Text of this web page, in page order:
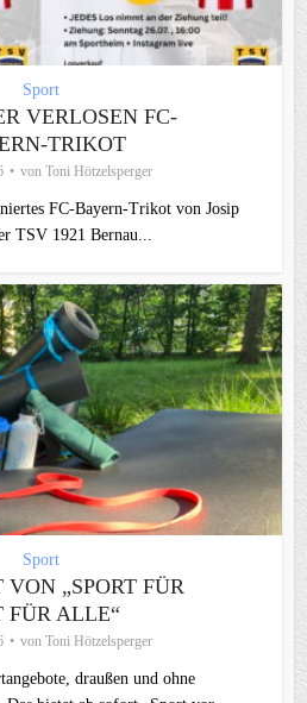
Sport
VERLOSEN FC-
TRIKOT
von Toni Hötzelsperger
FC‑Bayern‑Trikot von Josip
TSV 1921 Bernau...
Sport
VON „SPORT FÜR
FÜR ALLE“
von Toni Hötzelsperger
draußen und ohne